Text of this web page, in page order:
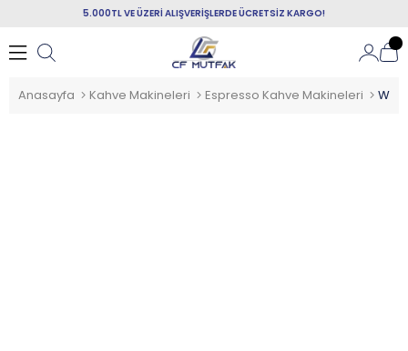
5.000TL VE ÜZERİ ALIŞVERİŞLERDE ÜCRETSİZ KARGO!
Anasayfa Kahve Makineleri Espresso Kahve Makineleri